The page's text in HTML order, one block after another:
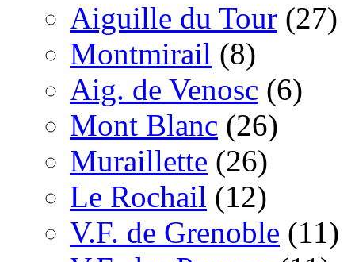
Aiguille du Tour (27)
Montmirail (8)
Aig. de Venosc (6)
Mont Blanc (26)
Muraillette (26)
Le Rochail (12)
V.F. de Grenoble (11)